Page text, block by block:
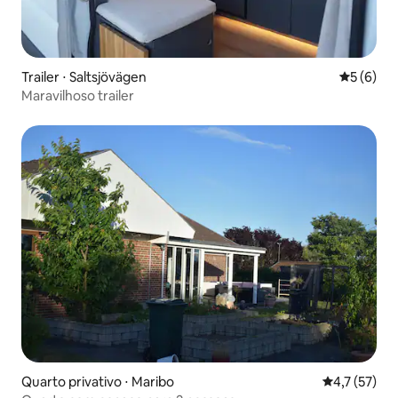
Trailer ⋅ Saltsjövägen 5 de
5 (6)
Maravilhoso trailer
Quarto privativo ⋅ Maribo 4,7 de uma
4,7 (57)